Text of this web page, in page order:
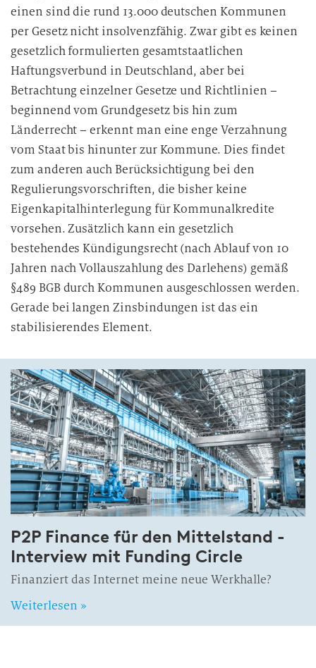
einen sind die rund 13.000 deutschen Kommunen
per Gesetz nicht insolvenzfähig. Zwar gibt es keinen
gesetzlich formulierten gesamtstaatlichen
Haftungsverbund in Deutschland, aber bei
Betrachtung einzelner Gesetze und Richtlinien –
beginnend vom Grundgesetz bis hin zum
Länderrecht – erkennt man eine enge Verzahnung
vom Staat bis hinunter zur Kommune. Dies findet
zum anderen auch Berücksichtigung bei den
Regulierungsvorschriften, die bisher keine
Eigenkapitalhinterlegung für Kommunalkredite
vorsehen. Zusätzlich kann ein gesetzlich
bestehendes Kündigungsrecht (nach Ablauf von 10
Jahren nach Vollauszahlung des Darlehens) gemäß
§489 BGB durch Kommunen ausgeschlossen werden.
Gerade bei langen Zinsbindungen ist das ein
stabilisierendes Element.
P2P Finance für den Mittelstand -
Interview mit Funding Circle
Finanziert das Internet meine neue Werkhalle?
Weiterlesen »